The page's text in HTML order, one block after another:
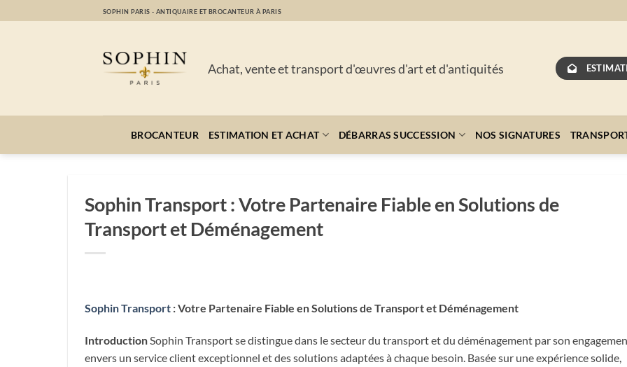
au
SOPHIN PARIS - ANTIQUAIRE ET BROCANTEUR À PARIS
Achat, vente et transport d'œuvres d'art et d'antiquités
BROCANTEUR ESTIMATION ET ACHAT DÉBARRAS SUCCESSION NOS SIGNATURES
Sophin Transport : Votre Partenaire Fiable en Solutions de
Transport et Déménagement
Sophin Transport : Votre Partenaire Fiable en Solutions de Transport et Déménagement
Introduction Sophin Transport se distingue dans le secteur du transport et du déménagement par son
envers un service client exceptionnel et des solutions adaptées à chaque besoin. Basée sur une expérience solide,